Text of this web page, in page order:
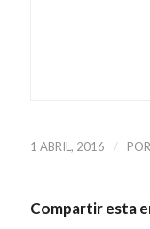
1 ABRIL, 2016 / POR
Compartir esta